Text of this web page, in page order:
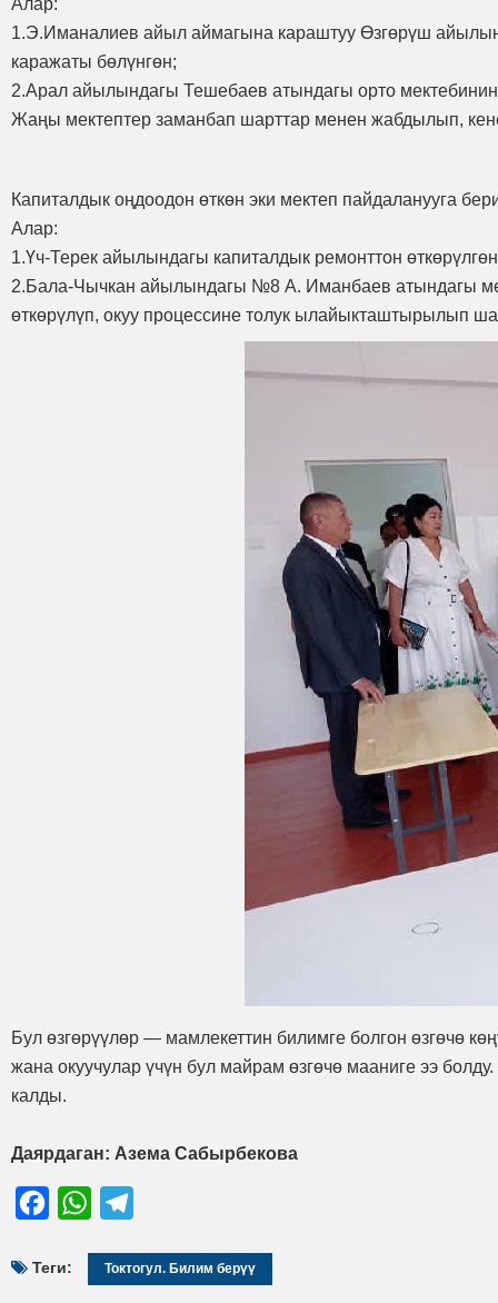
1.Э.Иманалиев айыл аймагына караштуу Өзгөрүш
каражаты бөлүнгөн;
2.Арал айылындагы Тешебаев атындагы орто
Жаңы мектептер заманбап шарттар менен жабдылып,
Капиталдык оңдоодон өткөн эки мектеп пайдаланууга
Алар:
1.Үч-Терек айылындагы капиталдык ремонттон
2.Бала-Чычкан айылындагы №8 А. Иманбаев атындагы
өткөрүлүп, окуу процессине толук ылайыкташтырылып
Бул өзгөрүүлөр — мамлекеттин билимге болгон өзгөчө
жана окуучулар үчүн бул майрам өзгөчө мааниге ээ
калды.
Даярдаган: Азема Сабырбекова
FacebookWhatsApp
Теги: Токтогул. Билим берүү